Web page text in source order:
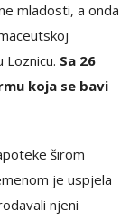
mladosti, a onda
Loznicu. Sa 26
koja se bavi
širom
je uspjela
njeni